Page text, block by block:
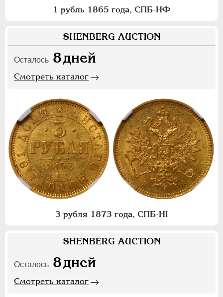
1 рубль 1865 года, СПБ-НФ
SHENBERG AUCTION
Осталось 8дней
Смотреть каталог
3 рубля 1873 года, СПБ-НI
SHENBERG AUCTION
Осталось 8дней
Смотреть каталог